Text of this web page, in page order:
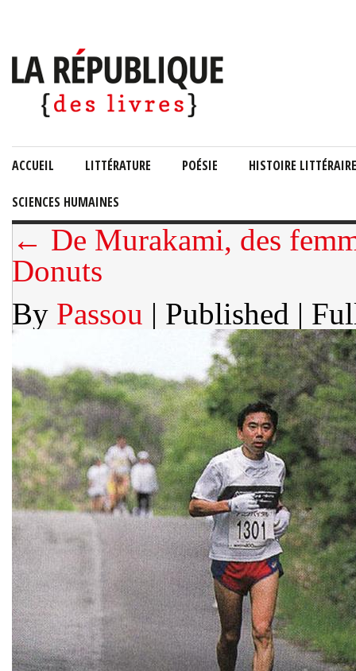
ACCUEIL LITTÉRATURE POÉSIE HISTOIRE LITTÉRAIRE
SCIENCES HUMAINES
← De Murakami, des
Donuts
By Passou | Published |